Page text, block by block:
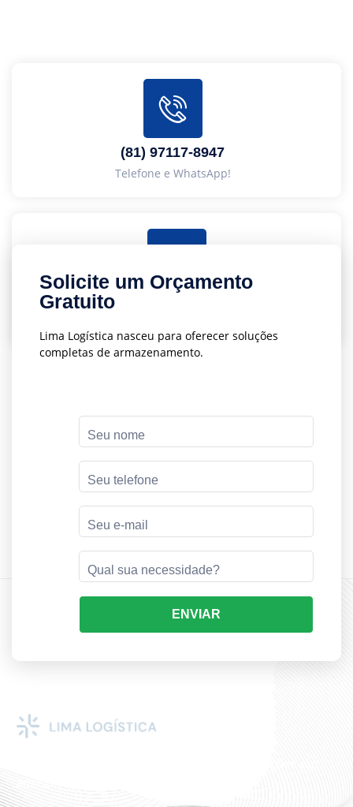
(81) 97117-8947
Telefone e WhatsApp!
administrativo@limalog.com.br
Solicite um Orçamento
Gratuito
Lima Logística nasceu para oferecer soluções
completas de armazenamento.
ENVIAR